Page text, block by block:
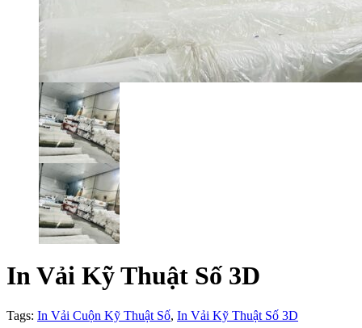
In Vải Kỹ Thuật Số 3D
Tags: In Vải Cuộn Kỹ Thuật Số, In Vải Kỹ Thuật Số 3D